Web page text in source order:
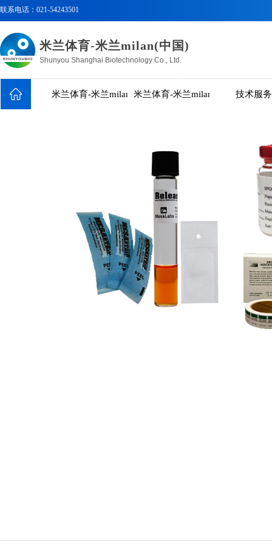
联系电话： 021-54243501
米兰体育-米兰milan(中国)
Shunyou Shanghai Biotechnology Co., Ltd.
米兰体育-米兰milan(中国)米兰体育-米兰milan(中国)技术服务